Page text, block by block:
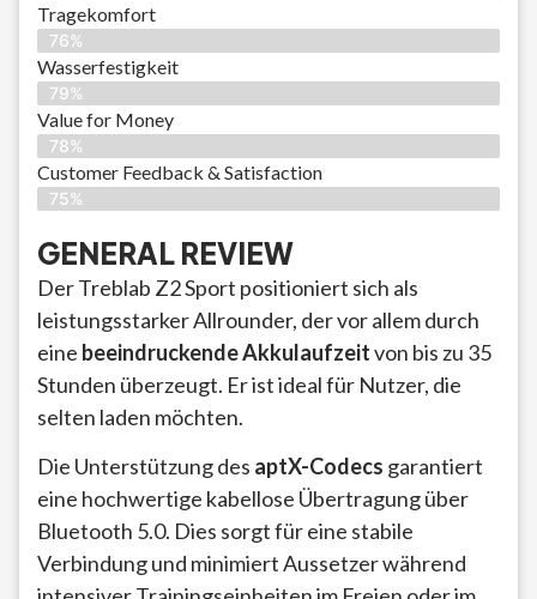
Tragekomfort
76%
Wasserfestigkeit
79%
Value for Money
78%
Customer Feedback & Satisfaction​
75%
GENERAL REVIEW
Der Treblab Z2 Sport positioniert sich als
leistungsstarker Allrounder, der vor allem durch
eine beeindruckende Akkulaufzeitvon bis zu 35
Stunden überzeugt. Er ist ideal für Nutzer, die
selten laden möchten.
Die Unterstützung des aptX-Codecs garantiert
eine hochwertige kabellose Übertragung über
Bluetooth 5.0. Dies sorgt für eine stabile
Verbindung und minimiert Aussetzer während